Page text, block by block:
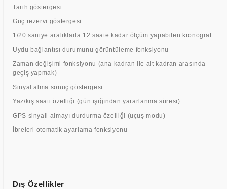
Tarih göstergesi
Güç rezervi göstergesi
1/20 saniye aralıklarla 12 saate kadar ölçüm yapabilen kronograf
Uydu bağlantısı durumunu görüntüleme fonksiyonu
Zaman değişimi fonksiyonu (ana kadran ile alt kadran arasında
geçiş yapmak)
Sinyal alma sonuç göstergesi
Yaz/kış saati özelliği (gün ışığından yararlanma süresi)
GPS sinyali almayı durdurma özelliği (uçuş modu)
İbreleri otomatik ayarlama fonksiyonu
Dış Özellikler